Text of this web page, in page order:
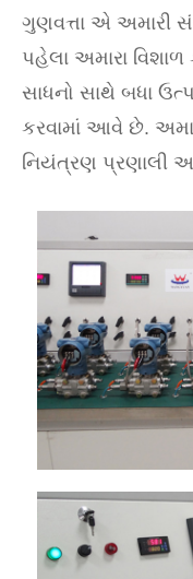
ગુણવત્તા એ અમારી
પહેલા અમારા
સાધનો સાથે બધા
કરવામાં આવે છે.
નિયંત્રણ પ્રણાલી